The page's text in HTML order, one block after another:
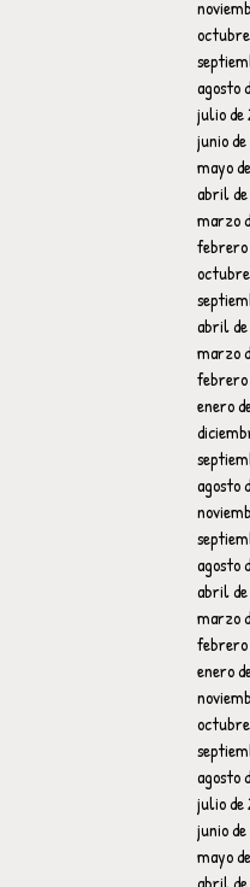
agosto
julio de
junio
mayo
abril
marzo
febrero
abril
marzo
febrero
enero
agosto
agosto
abril
marzo
febrero
enero
agosto
julio de
junio
mayo